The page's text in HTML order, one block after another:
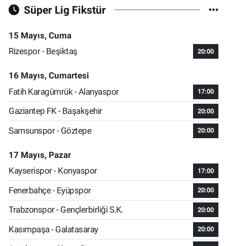
Süper Lig Fikstür
15 Mayıs, Cuma
Rizespor - Beşiktaş
20:00
16 Mayıs, Cumartesi
Fatih Karagümrük - Alanyaspor
17:00
Gaziantep FK - Başakşehir 20:00
Samsunspor - Göztepe 20:00
17 Mayıs, Pazar
Kayserispor - Konyaspor
17:00
Fenerbahçe - Eyüpspor 20:00
Trabzonspor - Gençlerbirliği S.K. 20:00
Kasımpaşa - Galatasaray 20:00